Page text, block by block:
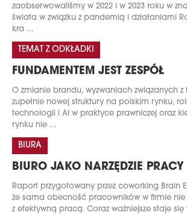
zaobserwowaliśmy w 2022 i w 2023 roku w
świata w związku z pandemią i działaniami
kra ...
TEMAT Z ODKŁADKI
FUNDAMENTEM JEST ZESPÓŁ
O zmianie brandu, wyzwaniach związanych z
zupełnie nowej struktury na polskim rynku,
technologii i AI w praktyce prawniczej oraz
rynku nie ...
BIURA
BIURO JAKO NARZĘDZIE PRACY
Raport przygotowany przez coworking Brain
że sama obecność pracowników w firmie nie
z efektywną pracą. Coraz ważniejsze staje